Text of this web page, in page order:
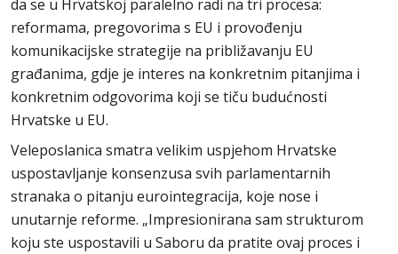
da se u Hrvatskoj paralelno radi na tri procesa:
reformama, pregovorima s EU i provođenju
komunikacijske strategije na približavanju EU
građanima, gdje je interes na konkretnim pitanjima i
konkretnim odgovorima koji se tiču budućnosti
Hrvatske u EU.
Veleposlanica smatra velikim uspjehom Hrvatske
uspostavljanje konsenzusa svih parlamentarnih
stranaka o pitanju eurointegracija, koje nose i
unutarnje reforme. „Impresionirana sam strukturom
koju ste uspostavili u Saboru da pratite ovaj proces i